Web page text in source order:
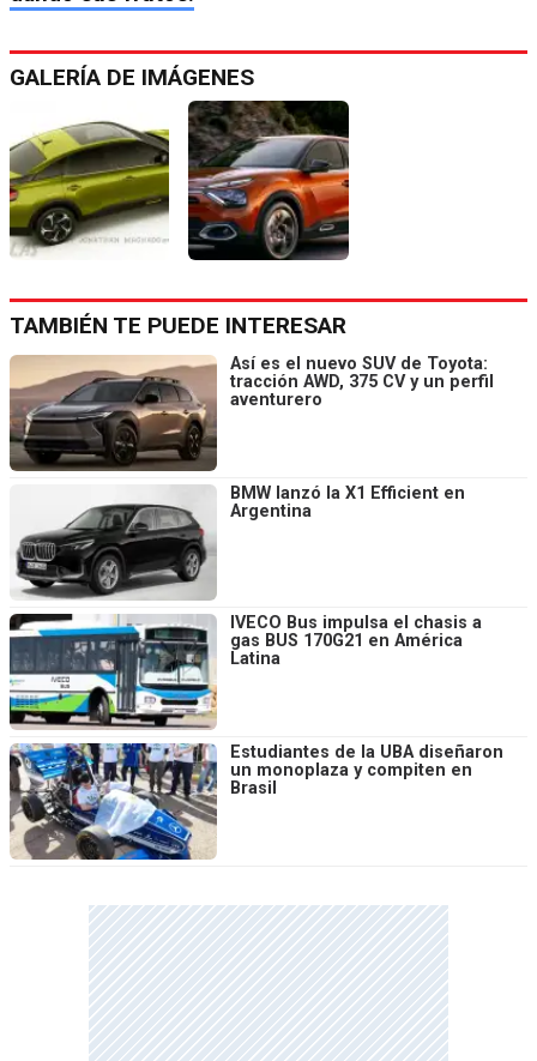
GALERÍA DE IMÁGENES
TAMBIÉN TE PUEDE INTERESAR
Así es el nuevo SUV de Toyota:
tracción AWD, 375 CV y un perfil
aventurero
BMW lanzó la X1 Efficient en
Argentina
IVECO Bus impulsa el chasis a
gas BUS 170G21 en América
Latina
Estudiantes de la UBA diseñaron
un monoplaza y compiten en
Brasil